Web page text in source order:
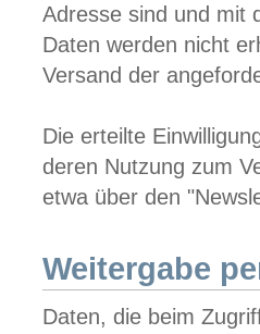
Adresse sind und mit
Daten werden nicht
Versand der
Die erteilte
deren Nutzung zum
etwa über den
Weitergabe
Daten, die beim